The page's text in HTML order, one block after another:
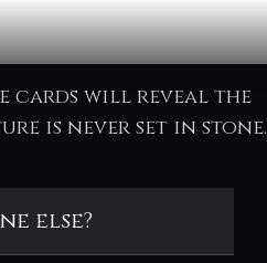
cards will reveal the
is never set in stone.